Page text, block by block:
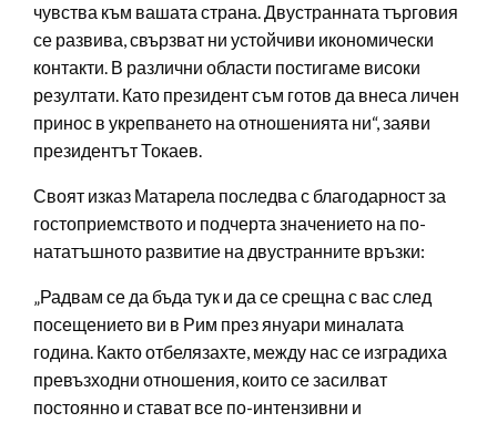
чувства към вашата страна. Двустранната търговия
се развива, свързват ни устойчиви икономически
контакти. В различни области постигаме високи
резултати. Като президент съм готов да внеса личен
принос в укрепването на отношенията ни“, заяви
президентът Токаев.
Своят изказ Матарела последва с благодарност за
гостоприемството и подчерта значението на по-
нататъшното развитие на двустранните връзки:
„Радвам се да бъда тук и да се срещна с вас след
посещението ви в Рим през януари миналата
година. Както отбелязахте, между нас се изградиха
превъзходни отношения, които се засилват
постоянно и стават все по-интензивни и